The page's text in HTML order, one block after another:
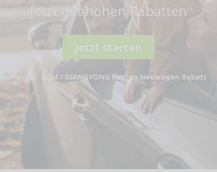
Jetzt mit hohen Rabatten
Jetzt starten
Home KGM / SSANGYONG Rexton Neuwagen Rabatt